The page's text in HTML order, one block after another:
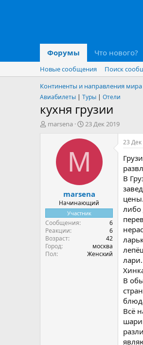
Форумы Что нового?
Новые сообщения
Поиск
Континенты и направления мира
Авиабилеты | Туры | Отели
кухня грузии
А
marsena
Д
т
н
а
л
а
23 Дек 2019
M
marsena
Начинающий
Участник
Сообщения
6
Реакции
6
Возраст
42
Город
москва
Пол
Женский
23 Дек
В
либо
В
Всё